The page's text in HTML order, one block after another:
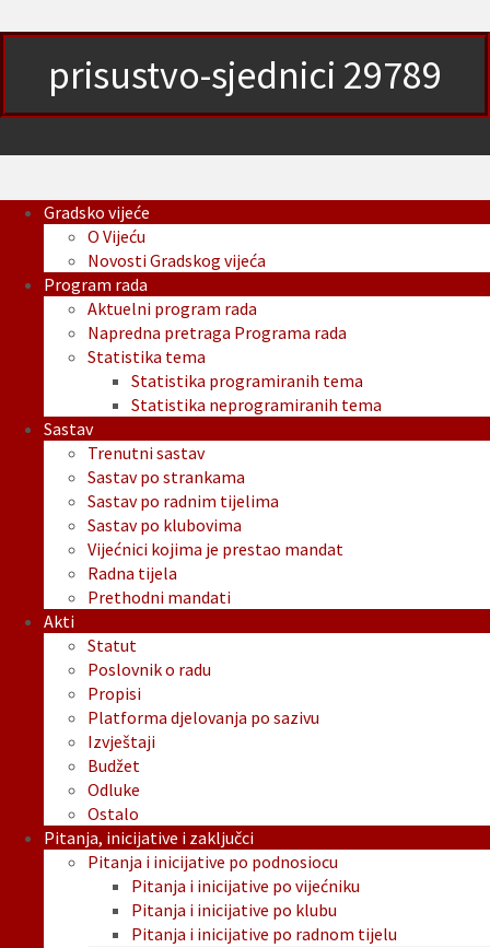
prisustvo-sjednici 29789
Gradsko vijeće
O Vijeću
Novosti Gradskog vijeća
Program rada
Aktuelni program rada
Napredna pretraga Programa rada
Statistika tema
Statistika programiranih tema
Statistika neprogramiranih tema
Sastav
Trenutni sastav
Sastav po strankama
Sastav po radnim tijelima
Sastav po klubovima
Vijećnici kojima je prestao mandat
Radna tijela
Prethodni mandati
Akti
Statut
Poslovnik o radu
Propisi
Platforma djelovanja po sazivu
Izvještaji
Budžet
Odluke
Ostalo
Pitanja, inicijative i zaključci
Pitanja i inicijative po podnosiocu
Pitanja i inicijative po vijećniku
Pitanja i inicijative po klubu
Pitanja i inicijative po radnom tijelu